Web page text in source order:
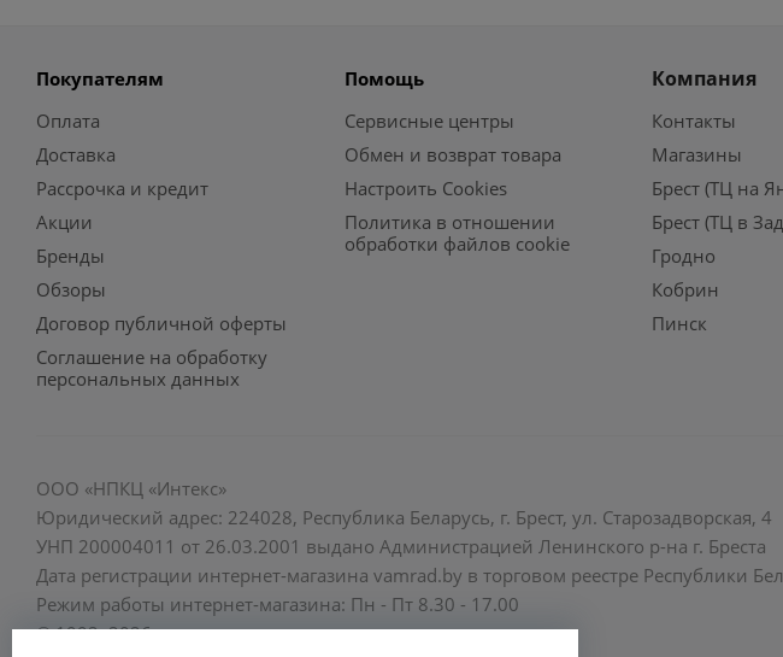
Покупателям
Оплата
Доставка
Рассрочка и кредит
Акции
Бренды
Обзоры
Договор публичной оферты
Соглашение на обработку
персональных данных
Помощь
Сервисные центры
Обмен и возврат товара
Настроить Cookies
Политика в отношении
обработки файлов cookie
Компания
Контакты
Магазины
Брест (ТЦ на
Брест (ТЦ в
Гродно
Кобрин
Пинск
ООО «НПКЦ «Интекс»
Юридический адрес: 224028, Республика Беларусь, г. Брест, ул. Старозадворская, 4
УНП 200004011 от 26.03.2001 выдано Администрацией Ленинского р-на г. Бреста
Дата регистрации интернет-магазина vamrad.by в торговом реестре Республики
Режим работы интернет-магазина: Пн - Пт 8.30 - 17.00
© 1992–2026